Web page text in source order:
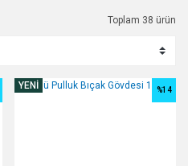
Toplam 38 ürün
YENİ %14